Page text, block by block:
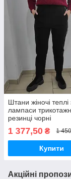
Штани жіночі
лампаси
резинці чорні
1 377,50 ₴ 1
Купити
Акційні